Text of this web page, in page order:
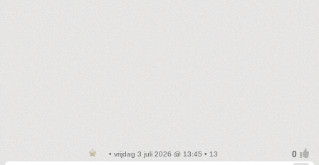
• vrijdag 3 juli 2026 @ 13:45 • 13